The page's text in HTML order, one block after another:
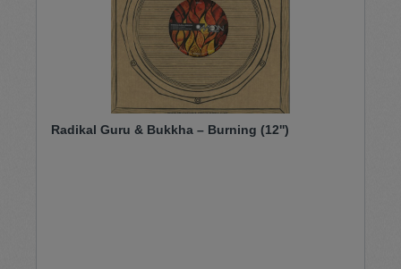
Radikal Guru & Bukkha – Burning (12'')